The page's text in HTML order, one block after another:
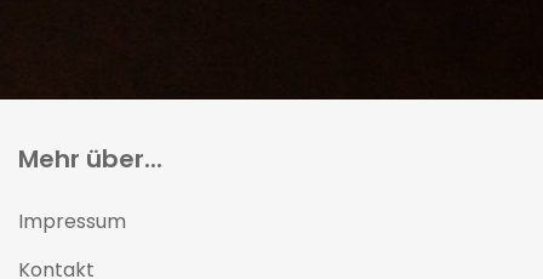
Mehr über...
Impressum
Kontakt